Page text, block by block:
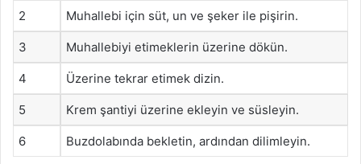
2 Muhallebi için süt, un ve şeker ile pişirin.
3 Muhallebiyi etimeklerin üzerine dökün.
4 Üzerine tekrar etimek dizin.
5 Krem şantiyi üzerine ekleyin ve süsleyin.
6 Buzdolabında bekletin, ardından dilimleyin.